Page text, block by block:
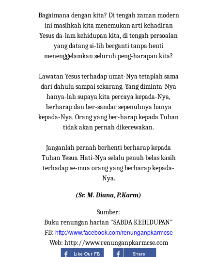
Bagaimana dengan kita? Di tengah zaman modern
ini masihkah kita menemukan arti kehadiran
Yesus da-lam kehidupan kita, di tengah persoalan
yang datang si-lih berganti tanpa henti
menenggelamkan seluruh peng-harapan kita?
Lawatan Yesus terhadap umat-Nya tetaplah sama
dari dahulu sampai sekarang. Yang diminta-Nya
hanya-lah supaya kita percaya kepada-Nya,
berharap dan ber-sandar sepenuhnya hanya
kepada-Nya. Orang yang ber-harap kepada Tuhan
tidak akan pernah dikecewakan.
Janganlah pernah berhenti berharap kepada
Tuhan Yesus. Hati-Nya selalu penuh belas kasih
terhadap se-mua orang yang berharap kepada-
Nya.
(Sr. M. Diana, P.Karm)
Sumber:
Buku renungan harian "SABDA KEHIDUPAN"
FB: http://www.facebook.com/renunganpkarmcse
Web: http://www.renunganpkarmcse.com